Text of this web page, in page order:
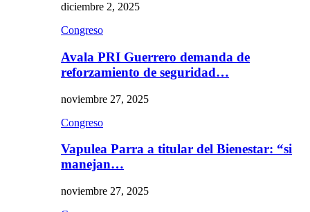
diciembre 2, 2025
Congreso
Avala PRI Guerrero demanda de
reforzamiento de seguridad…
noviembre 27, 2025
Congreso
Vapulea Parra a titular del Bienestar: “si
manejan…
noviembre 27, 2025